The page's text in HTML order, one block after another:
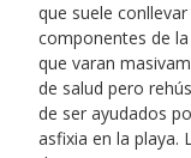
que suele
componentes de
que varan
de salud pero
de ser ayudados
asfixia en la playa.